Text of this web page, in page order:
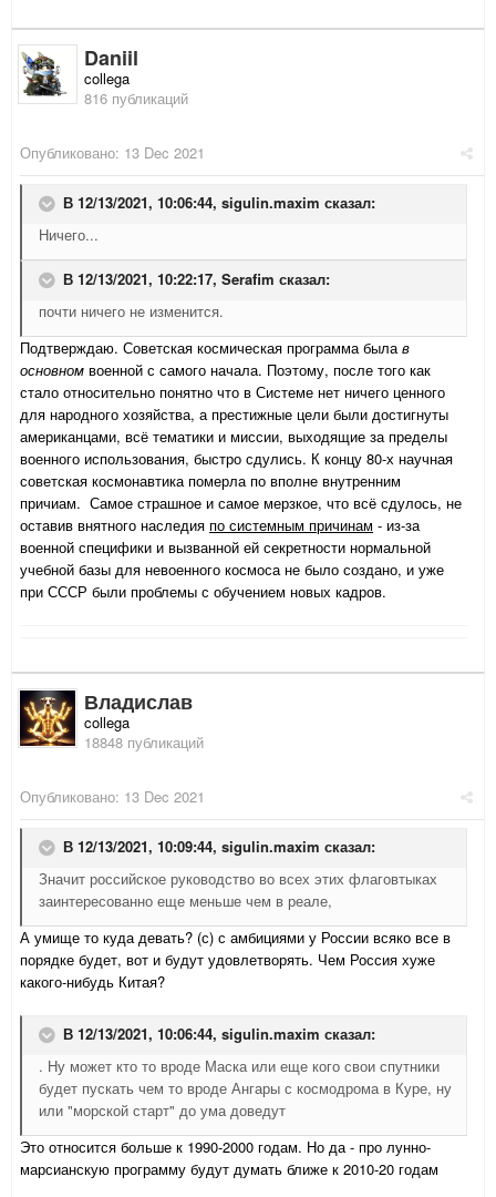
Daniil
collega
816 публикаций
Опубликовано: 13 Dec 2021
В 12/13/2021, 10:06:44, sigulin.maxim сказал:
Ничего...
В 12/13/2021, 10:22:17, Serafim сказал:
почти ничего не изменится.
Подтверждаю. Советская космическая программа была в
основном военной с самого начала. Поэтому, после того как
стало относительно понятно что в Системе нет ничего ценного
для народного хозяйства, а престижные цели были достигнуты
американцами, всё тематики и миссии, выходящие за пределы
военного использования, быстро сдулись. К концу 80-х научная
советская космонавтика померла по вполне внутренним
причиам. Самое страшное и самое мерзкое, что всё сдулось, не
оставив внятного наследия по системным причинам - из-за
военной специфики и вызванной ей секретности нормальной
учебной базы для невоенного космоса не было создано, и уже
при СССР были проблемы с обучением новых кадров.
Владислав
collega
18848 публикаций
Опубликовано: 13 Dec 2021
В 12/13/2021, 10:09:44, sigulin.maxim сказал:
Значит российское руководство во всех этих флаговтыках
заинтересованно еще меньше чем в реале,
А умище то куда девать? (с) с амбициями у России всяко все в
порядке будет, вот и будут удовлетворять. Чем Россия хуже
какого-нибудь Китая?
В 12/13/2021, 10:06:44, sigulin.maxim сказал:
. Ну может кто то вроде Маска или еще кого свои спутники
будет пускать чем то вроде Ангары с космодрома в Куре, ну
или "морской старт" до ума доведут
Это относится больше к 1990-2000 годам. Но да - про лунно-
марсианскую программу будут думать ближе к 2010-20 годам